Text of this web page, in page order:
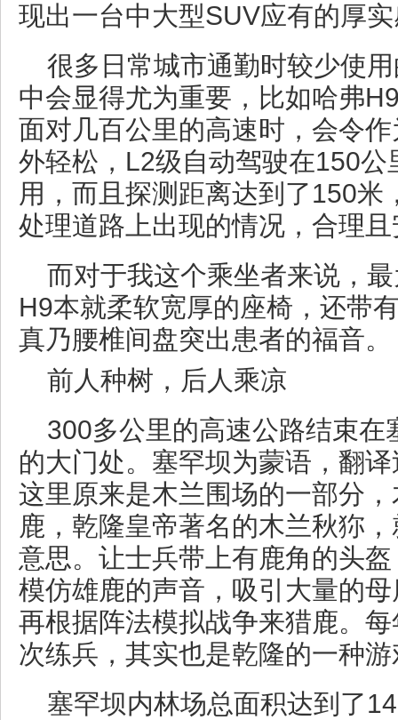
现出一台中大型SUV应有的厚
很多日常城市通勤时较少使
中会显得尤为重要，比如哈弗
面对几百公里的高速时，会令
外轻松，L2级自动驾驶在150公
用，而且探测距离达到了150米
处理道路上出现的情况，合理
而对于我这个乘坐者来说，
H9本就柔软宽厚的座椅，还带
真乃腰椎间盘突出患者的福音。
前人种树，后人乘凉
300多公里的高速公路结束在
的大门处。塞罕坝为蒙语，翻
这里原来是木兰围场的一部分
鹿，乾隆皇帝著名的木兰秋狝
意思。让士兵带上有鹿角的头
模仿雄鹿的声音，吸引大量的
再根据阵法模拟战争来猎鹿。
次练兵，其实也是乾隆的一种
塞罕坝内林场总面积达到了